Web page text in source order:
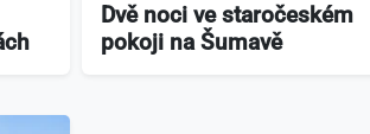
Dvě noci ve staročeském
pokoji na Šumavě